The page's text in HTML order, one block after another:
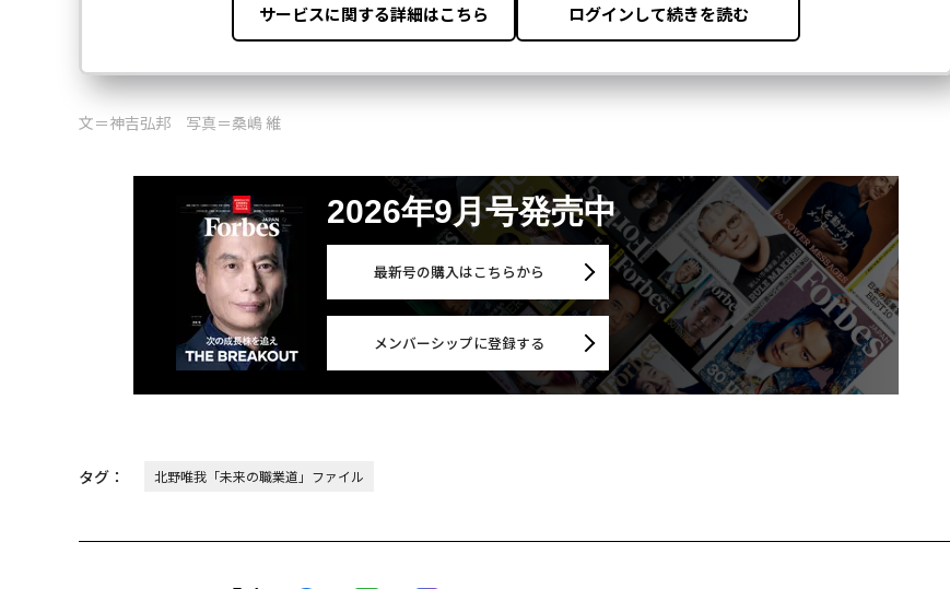
文＝神吉弘邦 写真＝桑嶋 維
2026年9月号発売中
最新号の購入はこちらから
メンバーシップに登録する
タグ： 北野唯我「未来の職業道」ファイル